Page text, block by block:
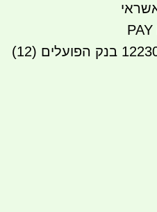
העברה בנקאית לחשבון 12230 בנק הפועלים (12)